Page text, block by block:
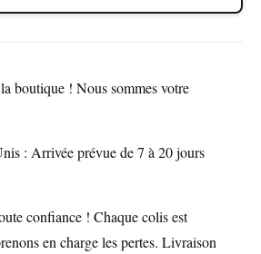
boutique ! Nous sommes votre
: Arrivée prévue de 7 à 20 jours
confiance ! Chaque colis est
en charge les pertes. Livraison